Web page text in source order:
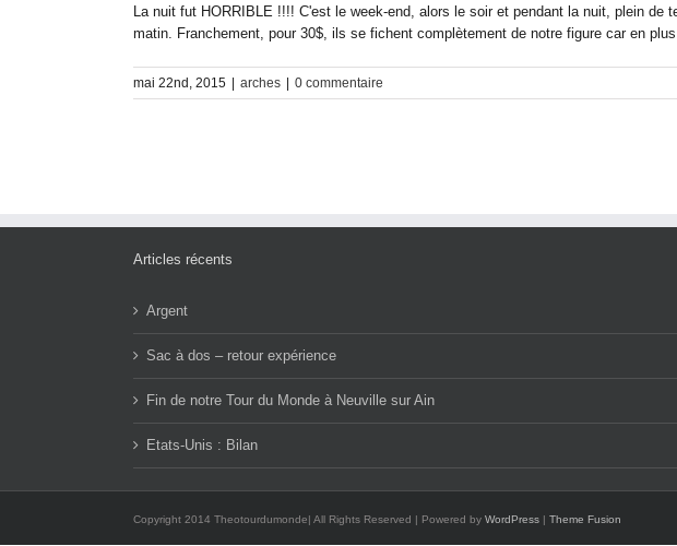
La nuit fut HORRIBLE !!!! C'est le week-end, alors le soir et pendant la nuit, plein
matin. Franchement, pour 30$, ils se fichent complètement de notre figure car en
mai 22nd, 2015 arches 0 commentaire
Articles récents
Argent
Sac à dos – retour expérience
Fin de notre Tour du Monde à Neuville sur Ain
Etats-Unis : Bilan
Copyright 2014 Theotourdumonde| All Rights Reserved | Powered by WordPress | Theme Fusion